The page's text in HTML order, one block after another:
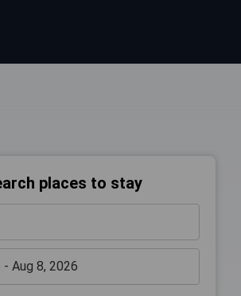
places to stay